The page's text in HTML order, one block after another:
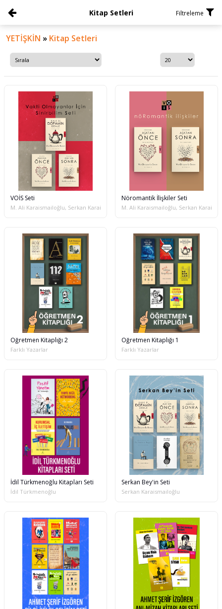
Kitap Setleri Filtreleme
YETİŞKİN » Kitap Setleri
VOİS Seti
M. Ali Karaismailoğlu, Serkan Karaismailoğlu
Nöromantik İlişkiler Seti
M. Ali Karaismailoğlu, Serkan
Öğretmen Kitaplığı 2
Farklı Yazarlar
Öğretmen Kitaplığı 1
Farklı Yazarlar
İdil Türkmenoğlu Kitapları Seti
İdil Türkmenoğlu
Serkan Bey'in Seti
Serkan Karaismailoğlu